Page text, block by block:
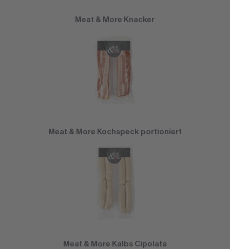
Meat & More Knacker
Meat & More Kochspeck portioniert
Meat & More Kalbs Cipolata